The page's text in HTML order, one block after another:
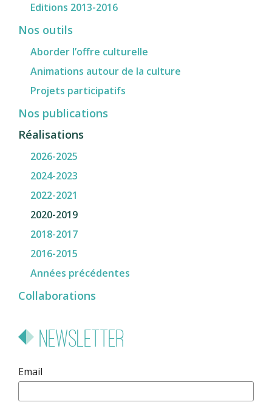
Editions 2013-2016
Nos outils
Aborder l’offre culturelle
Animations autour de la culture
Projets participatifs
Nos publications
Réalisations
2026-2025
2024-2023
2022-2021
2020-2019
2018-2017
2016-2015
Années précédentes
Collaborations
Newsletter
Email